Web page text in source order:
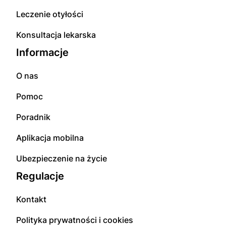
Leczenie otyłości
Konsultacja lekarska
Informacje
O nas
Pomoc
Poradnik
Aplikacja mobilna
Ubezpieczenie na życie
Regulacje
Kontakt
Polityka prywatności i cookies